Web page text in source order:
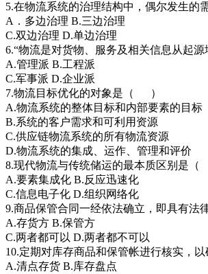
5.在物流系统的治理结构中，偶尔发生
A．多边治理 B.三边治理
C.双边治理 D.单边治理
6.“物流是对货物、服务及相关信息从起
A.管理派 B.工程派
C.军事派 D.企业派
7.物流目标优化的对象是（ ）
A.物流系统的整体目标和内部要素的目标
B.系统的客户需求和可利用资源
C.供应链物流系统的所有物流资源
D.物流系统的集成、运作、管理和评价
8.现代物流与传统储运的最本质区别是
A.要素集成化 B.反应迅速化
C.信息电子化 D.组织网络化
9.商品保管合同一经依法确立，即具有
A.存货方 B.保管方
C.两者都可以 D.两者都不可以
10.定期对库存商品和保管帐进行核实，
A.清点存货 B.库存盘点